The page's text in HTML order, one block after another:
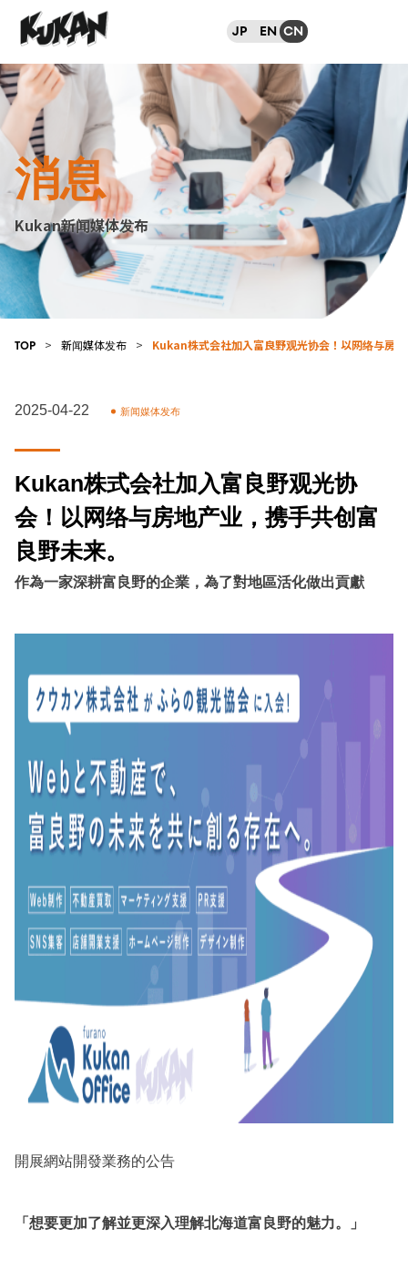
JP EN CN
消息
Kukan新闻媒体发布
TOP > 新闻媒体发布 > Kukan株式会社加入富良野观光协会！以网络与房
2025-04-22 新闻媒体发布
Kukan株式会社加入富良野观光协
会！以网络与房地产业，携手共创富
良野未来。
作為一家深耕富良野的企業，為了對地區活化做出貢獻
開展網站開發業務的公告
「想要更加了解並更深入理解北海道富良野的魅力。」